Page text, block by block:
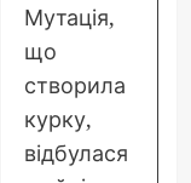
Мутація,
що
створила
курку,
відбулася